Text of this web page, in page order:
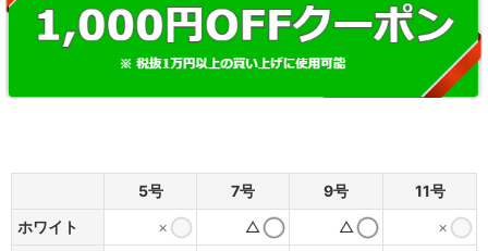
5号 7号 9号
11号
ホワイト
× △ △
×